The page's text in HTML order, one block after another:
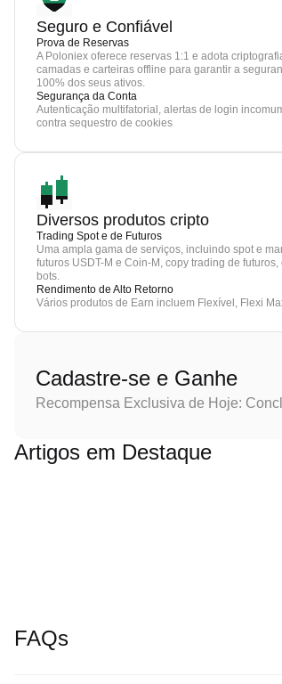
Seguro e Confiável
Prova de Reservas
A Poloniex oferece reservas 1:1 e adota
camadas e carteiras offline para garantir a
100% dos seus ativos.
Segurança da Conta
Autenticação multifatorial, alertas de login
contra sequestro de cookies
Diversos produtos cripto
Trading Spot e de Futuros
Uma ampla gama de serviços, incluindo spot e
futuros USDT-M e Coin-M, copy trading de
bots.
Rendimento de Alto Retorno
Vários produtos de Earn incluem Flexível, Flexi
Cadastre-se e Ganhe
Recompensa Exclusiva de Hoje:
Artigos em Destaque
FAQs